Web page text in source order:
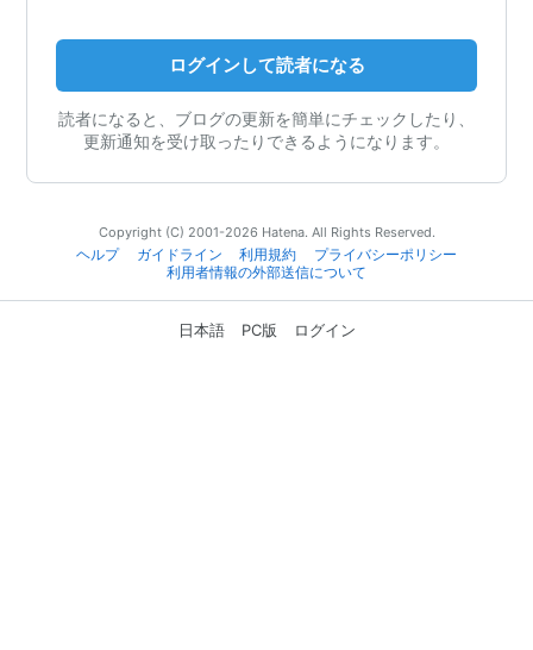
ログインして読者になる
読者になると、ブログの更新を簡単にチェックしたり、
更新通知を受け取ったりできるようになります。
Copyright (C) 2001-2026 Hatena. All Rights Reserved.
ヘルプ
ガイドライン 利用規約
プライバシーポリシー
利用者情報の外部送信について
日本語 PC版 ログイン